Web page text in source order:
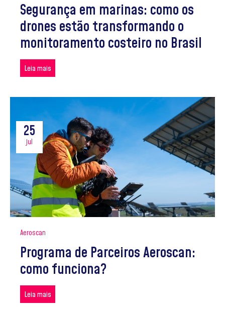
Segurança em marinas: como os
drones estão transformando o
monitoramento costeiro no Brasil
Leia mais
25
jul
Aeroscan
Programa de Parceiros Aeroscan:
como funciona?
Leia mais